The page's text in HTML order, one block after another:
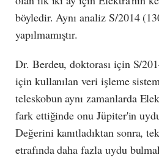
böyledir. Aynı analiz S/2014
yapılmamıştır.
Dr. Berdeu, doktorası için S/
için kullanılan veri işleme
teleskobun aynı zamanlarda
fark ettiğinde onu Jüpiter'in
Değerini kanıtladıktan sonra,
etrafında daha fazla uydu